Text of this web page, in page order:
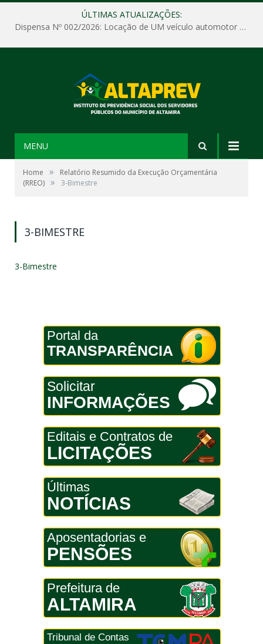
ÚLTIMAS ATUALIZAÇÕES:
Dispensa Nº 002/2026: Locação de UM veículo automotor sem motorista, tipo passeio, com seguro total e quilometragem livre, para atender as demandas operacionais e administrativas do Instituto de Previdência Social dos Servidores Públicos do Município de Altamira – PA – ALTAPREV.
MENU
Home »
Relatório Resumido da Execução Orçamentária
(RREO) » 3-Bimestre
3-BIMESTRE
3-Bimestre
Portal da
TRANSPARÊNCIA
Solicitar
INFORMAÇÕES
Editais e Contratos de
LICITAÇÕES
Últimas
NOTÍCIAS
Aposentadorias e
PENSÕES
Prefeitura de
ALTAMIRA
Tribunal de Contas